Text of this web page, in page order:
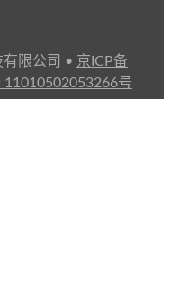
限公司 • 京ICP备
11010502053266号